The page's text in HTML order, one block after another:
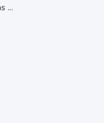
...